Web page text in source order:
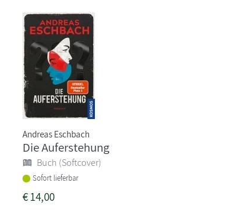
Andreas Eschbach
Die Auferstehung
Buch (Softcover)
Sofort lieferbar
€14,00